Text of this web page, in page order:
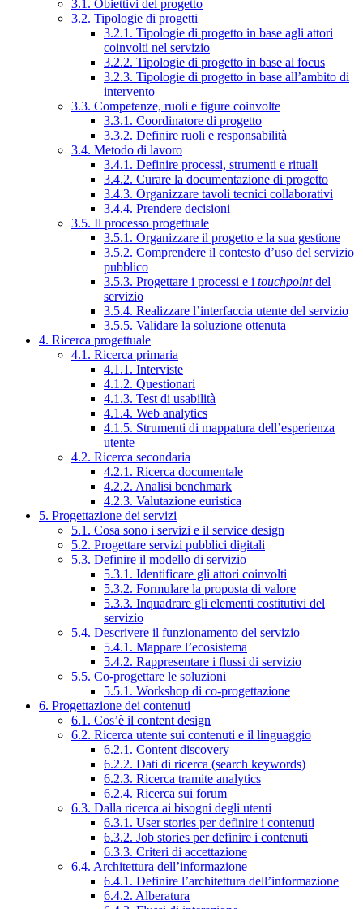
3.1. Obiettivi del progetto
3.2. Tipologie di progetti
3.2.1. Tipologie di progetto in base agli attori
coinvolti nel servizio
3.2.2. Tipologie di progetto in base al focus
3.2.3. Tipologie di progetto in base all’ambito di
intervento
3.3. Competenze, ruoli e figure coinvolte
3.3.1. Coordinatore di progetto
3.3.2. Definire ruoli e responsabilità
3.4. Metodo di lavoro
3.4.1. Definire processi, strumenti e rituali
3.4.2. Curare la documentazione di progetto
3.4.3. Organizzare tavoli tecnici collaborativi
3.4.4. Prendere decisioni
3.5. Il processo progettuale
3.5.1. Organizzare il progetto e la sua gestione
3.5.2. Comprendere il contesto d’uso del servizio
pubblico
3.5.3. Progettare i processi e i touchpointdel
servizio
3.5.4. Realizzare l’interfaccia utente del servizio
3.5.5. Validare la soluzione ottenuta
4. Ricerca progettuale
4.1. Ricerca primaria
4.1.1. Interviste
4.1.2. Questionari
4.1.3. Test di usabilità
4.1.4. Web analytics
4.1.5. Strumenti di mappatura dell’esperienza
utente
4.2. Ricerca secondaria
4.2.1. Ricerca documentale
4.2.2. Analisi benchmark
4.2.3. Valutazione euristica
5. Progettazione dei servizi
5.1. Cosa sono i servizi e il service design
5.2. Progettare servizi pubblici digitali
5.3. Definire il modello di servizio
5.3.1. Identificare gli attori coinvolti
5.3.2. Formulare la proposta di valore
5.3.3. Inquadrare gli elementi costitutivi del
servizio
5.4. Descrivere il funzionamento del servizio
5.4.1. Mappare l’ecosistema
5.4.2. Rappresentare i flussi di servizio
5.5. Co-progettare le soluzioni
5.5.1. Workshop di co-progettazione
6. Progettazione dei contenuti
6.1. Cos’è il content design
6.2. Ricerca utente sui contenuti e il linguaggio
6.2.1. Content discovery
6.2.2. Dati di ricerca (search keywords)
6.2.3. Ricerca tramite analytics
6.2.4. Ricerca sui forum
6.3. Dalla ricerca ai bisogni degli utenti
6.3.1. User stories per definire i contenuti
6.3.2. Job stories per definire i contenuti
6.3.3. Criteri di accettazione
6.4. Architettura dell’informazione
6.4.1. Definire l’architettura dell’informazione
6.4.2. Alberatura